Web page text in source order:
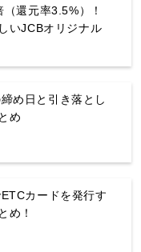
還元率3.5%）！
いJCBオリジナル
め日と引き落とし
め
カードを発行す
め！